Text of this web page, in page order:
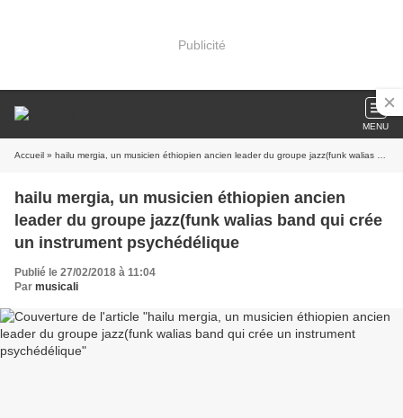
Publicité
MENU
Accueil » hailu mergia, un musicien éthiopien ancien leader du groupe jazz(funk walias band qui crée un instrument psychédélique
hailu mergia, un musicien éthiopien ancien
leader du groupe jazz(funk walias band qui crée
un instrument psychédélique
Publié le 27/02/2018 à 11:04
Par musicali